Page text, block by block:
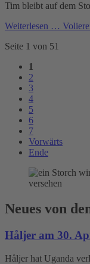
Tim bleibt auf dem
Weiterlesen …
Seite 1 von 51
1
2
3
4
5
6
7
Vorwärts
Ende
Neues von
Håljer am 30.
Håljer hat Uganda